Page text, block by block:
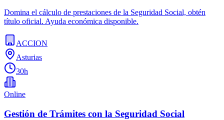
Domina el cálculo de prestaciones de la Seguridad Social, obtén
título oficial. Ayuda económica disponible.
ACCION
Asturias
30h
Online
Gestión de Trámites con la Seguridad Social